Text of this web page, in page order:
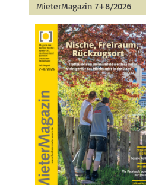
MieterMagazin 7+8/2026